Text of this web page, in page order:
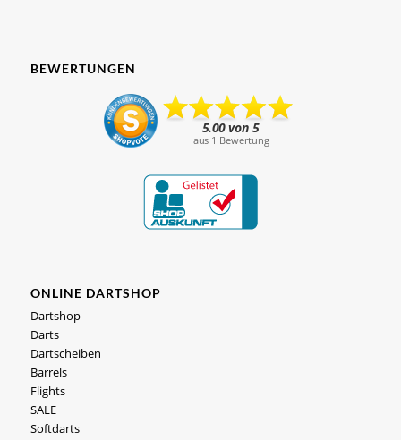
BEWERTUNGEN
ONLINE DARTSHOP
Dartshop
Darts
Dartscheiben
Barrels
Flights
SALE
Softdarts